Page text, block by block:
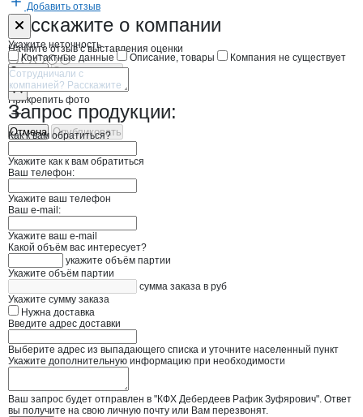
Добавить отзыв
Расскажите о компании
Начните отзыв с выставления оценки
Прикрепить фото
Отмена Опубликовать
Форма обратной связи о неточностях
Укажите неточность
Контактные данные
Описание, товары Компания не существует
Отмена Опубликовать
Запрос продукции:
Как к вам обратиться?
Укажите как к вам обратиться
Ваш телефон:
Укажите ваш телефон
Ваш e-mail:
Укажите ваш e-mail
Какой объём вас интересует?
укажите объём партии
Укажите объём партии
сумма заказа в руб
Укажите сумму заказа
Нужна доставка
Введите адрес доставки
Выберите адрес из выпадающего списка и уточните населенный пункт
Укажите дополнительную информацию при необходимости
Ваш запрос будет отправлен в "КФХ Дебердеев Рафик Зуфярович". Ответ
вы получите на свою личную почту или Вам перезвонят.